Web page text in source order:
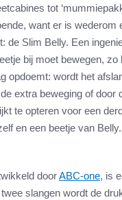
tot
want er is wederom
de Slim Belly. Een
bij moet bewegen, zo
opdoemt: wordt het
extra beweging of door
te opteren voor een
en een beetje van
doorABC-one, is
slangen wordt de